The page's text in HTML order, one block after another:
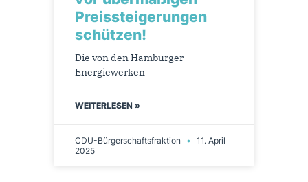
Preissteigerungen
schützen!
Die von den Hamburger
Energiewerken
WEITERLESEN »
CDU-Bürgerschaftsfraktion
11. April
2025